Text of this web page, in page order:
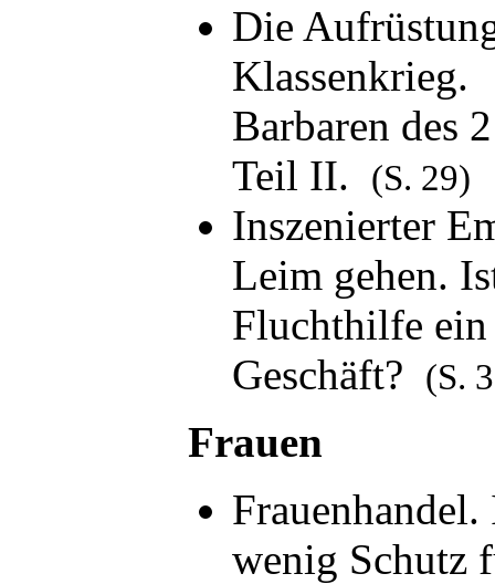
Die
Klassenkrieg.
Barbaren des
Teil II.
(S. 29)
Inszenierter
Leim gehen.
Fluchthilfe ein
Geschäft?
(S.
Frauen
wenig Schutz